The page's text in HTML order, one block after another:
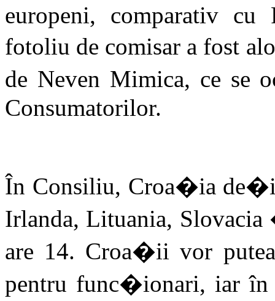
europeni, comparativ
fotoliu de comisar a fost
de Neven Mimica, ce
Consumatorilor.
În Consiliu, Croa�ia
Irlanda, Lituania,
are 14. Croa�ii vor
pentru func�ionari, iar